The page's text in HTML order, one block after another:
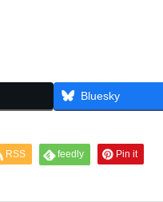
Bluesky
RSS feedly Pin it